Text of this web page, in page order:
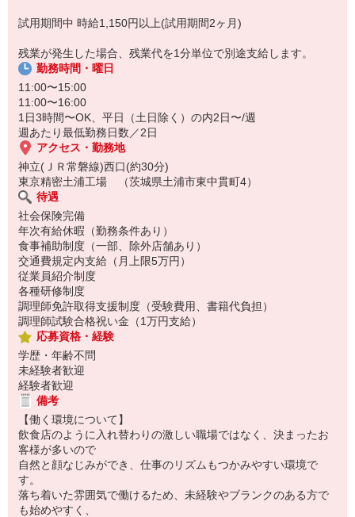
試用期間中 時給1,150円以上(試用期間2ヶ月)
残業が発生した場合、残業代を1分単位で別途支給します。
勤務時間・曜日
11:00〜15:00
11:00〜16:00
1日3時間〜OK、平日（土日除く）の内2日〜/週
週あたり最低勤務日数／2日
アクセス・勤務地
神立(ＪＲ常磐線)西口(約30分)
東京精密土浦工場 （茨城県土浦市東中貫町4）
待遇
社会保険完備
年次有給休暇（勤務条件あり）
食事補助制度（一部、除外店舗あり）
交通費規定内支給（月上限5万円）
従業員紹介制度
各種研修制度
調理師免許取得支援制度（受験費用、書籍代負担）
調理師試験合格祝い金（1万円支給）
応募資格・経験
学歴・年齢不問
未経験者歓迎
経験者歓迎
備考
【働く環境について】
飲食店のように入れ替わりの激しい職場ではなく、決まったお
客様が多いので
自然と顔なじみができ、仕事のリズムもつかみやすい環境で
す。
落ち着いた雰囲気で働けるため、未経験やブランクのある方で
も始めやすく、